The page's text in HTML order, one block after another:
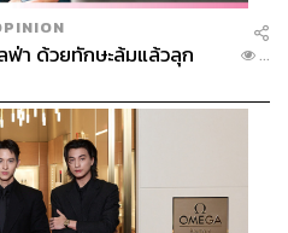
ฟ่า ด้วยทักษะล้มแล้วลุก ...